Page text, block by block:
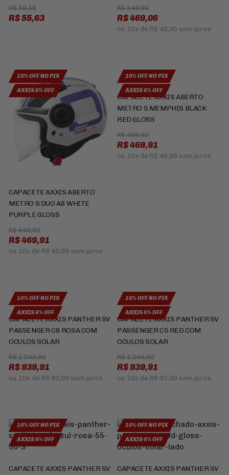
R$ 59,18
R$ 55,63
R$ 549,90
R$ 469,06
ou 10x de R$ 46,90 sem juros
10% OFF NO PIX
AXXIS 6% OFF
CAPACETE AXXIS ABERTO
METRO S DUO A8 WHITE
PURPLE GLOSS
R$ 549,90
R$ 469,91
ou 10x de R$ 46,99 sem juros
10% OFF NO PIX
AXXIS 6% OFF
CAPACETE AXXIS ABERTO
METRO S MEMPHIS BLACK
RED GLOSS
R$ 499,90
R$ 469,91
ou 10x de R$ 46,99 sem juros
10% OFF NO PIX
AXXIS 6% OFF
CAPACETE AXXIS PANTHER SV
PASSENGER C8 ROSA COM
OCULOS SOLAR
R$ 1.049,90
R$ 939,91
ou 10x de R$ 93,99 sem juros
10% OFF NO PIX
AXXIS 6% OFF
CAPACETE AXXIS PANTHER SV
PASSENGER C5 RED COM
OCULOS SOLAR
R$ 1.049,90
R$ 939,91
ou 10x de R$ 93,99 sem juros
10% OFF NO PIX
AXXIS 6% OFF
CAPACETE AXXIS PANTHER SV
10% OFF NO PIX
AXXIS 6% OFF
CAPACETE AXXIS PANTHER SV